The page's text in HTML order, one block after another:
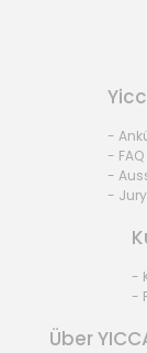
-
- FAQ
-
- Jury
-
-
Über